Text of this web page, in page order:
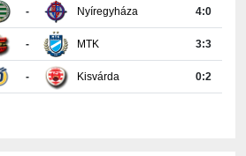
MTK 3:3
Kisvárda 0:2